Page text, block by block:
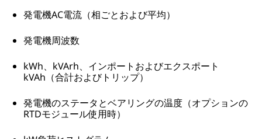
発電機AC電流（相ごとおよび平均）
発電機周波数
kWh、kVArh、インポートおよびエクスポート
kVAh（合計およびトリップ）
発電機のステータとベアリングの温度（オプションの
RTDモジュール使用時）